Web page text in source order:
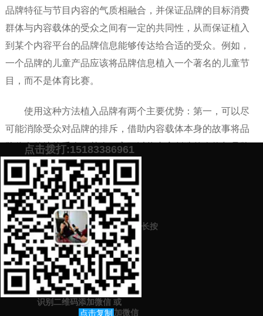
品牌特征与节目内容的气质相融合，并保证品牌的目标消费
群体与内容载体的受众之间有一定的共同性，从而保证植入
到某个内容平台的品牌信息能够传达给合适的受众。例如，
一个品牌的儿童产品应该将品牌信息植入一个著名的儿童节
目，而不是体育比赛。
使用这种方法植入品牌有两个主要优势：第一，可以尽
可能消除受众对品牌的排斥，借助内容载体本身的故事将品
牌信息传达给受众；其次，它可以将内容创造的人物与品牌
结合起来，创造明星效应，吸引观众的注意力，引导观众购
买。
预约营销老师 添加微信号：scyxch
案！
上一篇：品牌营销策划怎么做对企业才好（品牌营销方法学习）
下一篇：品牌营销是干啥的（如何做好品牌营销）
猜你感兴趣的内容
点击拨打:15183386961
长按
识别二维码添加微信 或
点击复制 加微信